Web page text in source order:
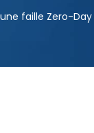
une faille Zero-